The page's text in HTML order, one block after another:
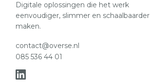
Digitale oplossingen die het werk
eenvoudiger, slimmer en schaalbaarder
maken.
contact@overse.nl
085 536 44 01